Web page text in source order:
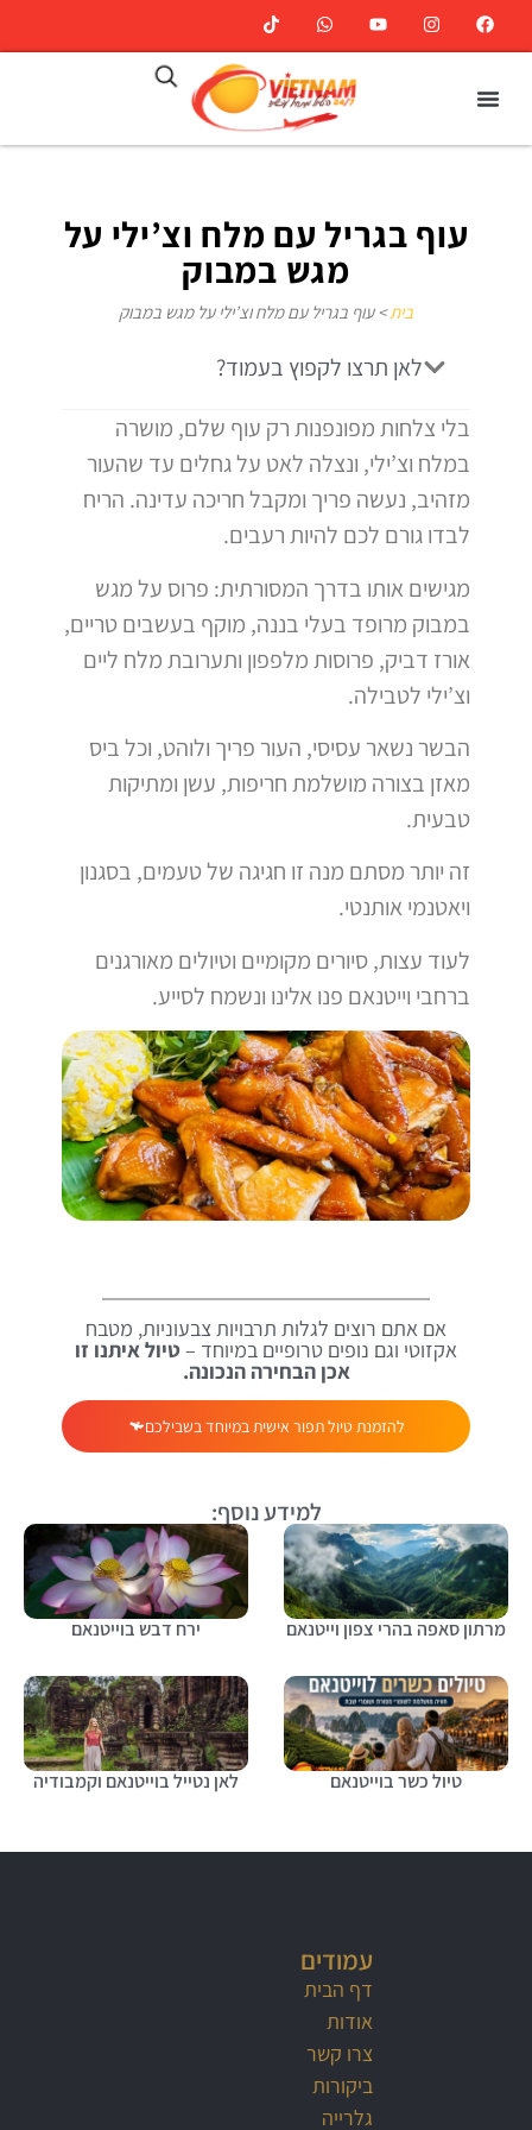
עוף בגריל עם מלח וצ’ילי על
מגש במבוק
בית>עוף בגריל עם מלח וצ’ילי על מגש במבוק
לאן תרצו לקפוץ בעמוד?
בלי צלחות מפונפנות רק עוף שלם, מושרה
במלח וצ’ילי, ונצלה לאט על גחלים עד שהעור
מזהיב, נעשה פריך ומקבל חריכה עדינה. הריח
לבדו גורם לכם להיות רעבים.
מגישים אותו בדרך המסורתית: פרוס על מגש
במבוק מרופד בעלי בננה, מוקף בעשבים טריים,
אורז דביק, פרוסות מלפפון ותערובת מלח ליים
וצ’ילי לטבילה.
הבשר נשאר עסיסי, העור פריך ולוהט, וכל ביס
מאזן בצורה מושלמת חריפות, עשן ומתיקות
טבעית.
זה יותר מסתם מנה זו חגיגה של טעמים, בסגנון
ויאטנמי אותנטי.
לעוד עצות, סיורים מקומיים וטיולים מאורגנים
ברחבי וייטנאם פנו אלינו ונשמח לסייע.
אם אתם רוצים לגלות תרבויות צבעוניות, מטבח
אקזוטי וגם נופים טרופיים במיוחד –טיול איתנו זו
אכן הבחירה הנכונה.
להזמנת טיול תפור אישית במיוחד בשבילכם
למידע נוסף:
מרתון סאפה בהרי צפון וייטנאם ירח דבש בוייטנאם
טיול כשר בוייטנאם לאן נטייל בוייטנאם וקמבודיה
עמודים
דף הבית
אודות
צרו קשר
ביקורות
גלרייה